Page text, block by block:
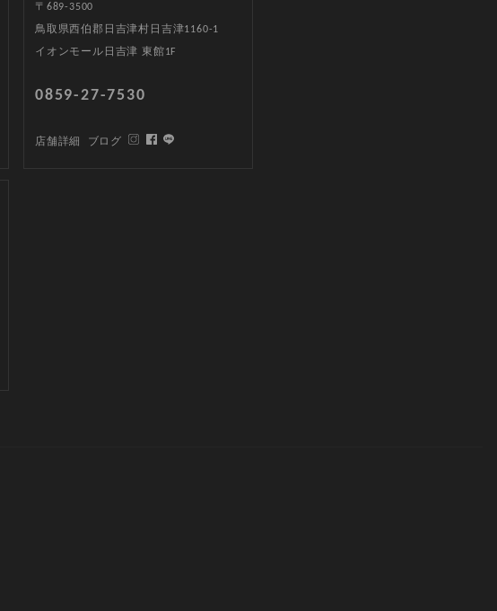
〒689-3500
鳥取県西伯郡日吉津村日吉津1160-1
イオンモール日吉津 東館1F
0859-27-7530
店舗詳細 ブログ